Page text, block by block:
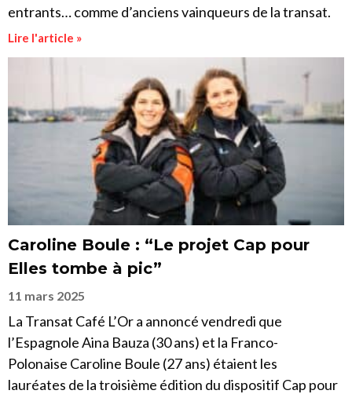
entrants… comme d’anciens vainqueurs de la transat.
Lire l'article »
Caroline Boule : “Le projet Cap pour
Elles tombe à pic”
11 mars 2025
La Transat Café L’Or a annoncé vendredi que
l’Espagnole Aina Bauza (30 ans) et la Franco-
Polonaise Caroline Boule (27 ans) étaient les
lauréates de la troisième édition du dispositif Cap pour